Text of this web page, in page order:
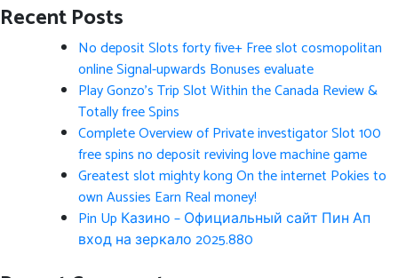
Recent Posts
No deposit Slots forty five+ Free slot cosmopolitan
online Signal-upwards Bonuses evaluate
Play Gonzo’s Trip Slot Within the Canada Review &
Totally free Spins
Complete Overview of Private investigator Slot 100
free spins no deposit reviving love machine game
Greatest slot mighty kong On the internet Pokies to
own Aussies Earn Real money!
Pin Up Казино – Официальный сайт Пин Ап
вход на зеркало 2025.880